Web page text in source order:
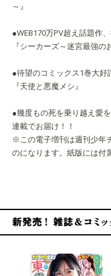
～』
●WEB170万PV超え話題作
『シーカーズ～迷宮最強の
●待望のコミックス1巻大好
『天使と悪魔メシ』
●幾度もの死を乗り越え愛
連載でお届け！！
※この電子増刊は週刊少年
のになります。紙版には付